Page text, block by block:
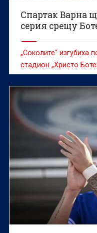
Спартак Варна
серия срещу
„Соколите“ изгубиха
стадион „Христо